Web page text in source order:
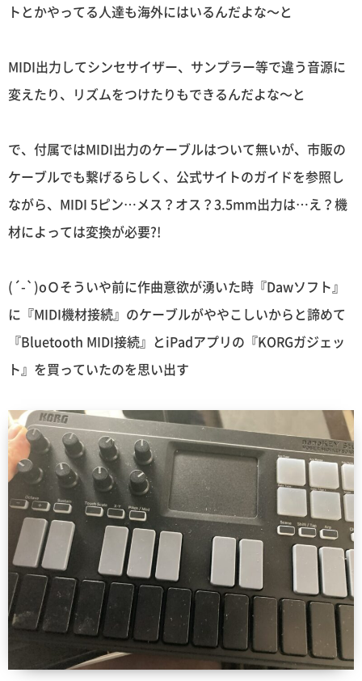
トとかやってる人達も海外にはいるんだよな〜と
MIDI出力してシンセサイザー、サンプラー等で違う音源に
変えたり、リズムをつけたりもできるんだよな〜と
で、付属ではMIDI出力のケーブルはついて無いが、市販の
ケーブルでも繋げるらしく、公式サイトのガイドを参照し
ながら、MIDI 5ピン…メス？オス？3.5mm出力は…え？機
材によっては変換が必要?!
(´-`)oＯそういや前に作曲意欲が湧いた時『Dawソフト』
に『MIDI機材接続』のケーブルがややこしいからと諦めて
『Bluetooth MIDI接続』とiPadアプリの『KORGガジェッ
ト』を買っていたのを思い出す